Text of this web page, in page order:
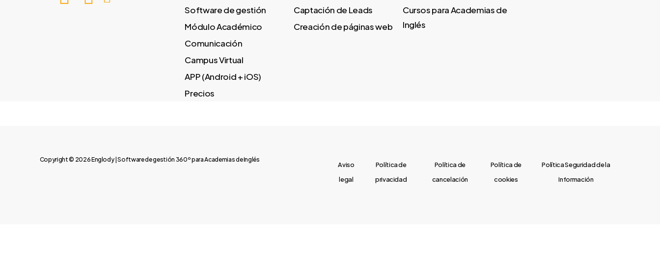
Software de gestión
Módulo Académico
Comunicación
Campus Virtual
APP (Android + iOS)
Precios
Captación de Leads
Creación de páginas web
Cursos para Academias de
Inglés
Copyright © 2026 Englody | Software de gestión 360º para Academias de Inglés
Aviso
legal
Política de
privacidad
Política de
cancelación
Política de
cookies
Política Seguridad de la
Información